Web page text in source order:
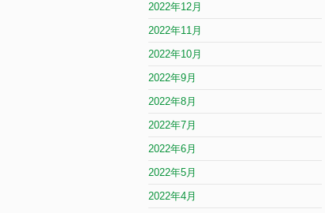
2022年12月
2022年11月
2022年10月
2022年9月
2022年8月
2022年7月
2022年6月
2022年5月
2022年4月